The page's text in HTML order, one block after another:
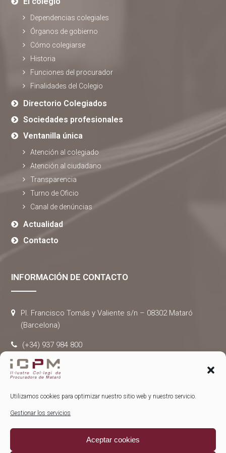
Utilizamos cookies para optimizar nuestro sitio web y nuestro servicio.
Gestionar los servicios
Aceptar cookies
Dependencias colegiales
Órganos de gobierno
Cómo colegiarse
Historia
Funciones del procurador
Finalidades del Colegio
Directorio Colegiados
Sociedades profesionales
Ventanilla única
Atención al colegiado
Atención al ciudadano
Transparencia
Turno de Oficio
Canal de denúncias
Actualidad
Contacto
INFORMACIÓN DE CONTACTO
Pl. Francisco Tomás y Valiente s/n – 08302 Mataró
(Barcelona)
(+34) 937 984 800
administracio@colpromat.com
Todos los derechos reservados. |